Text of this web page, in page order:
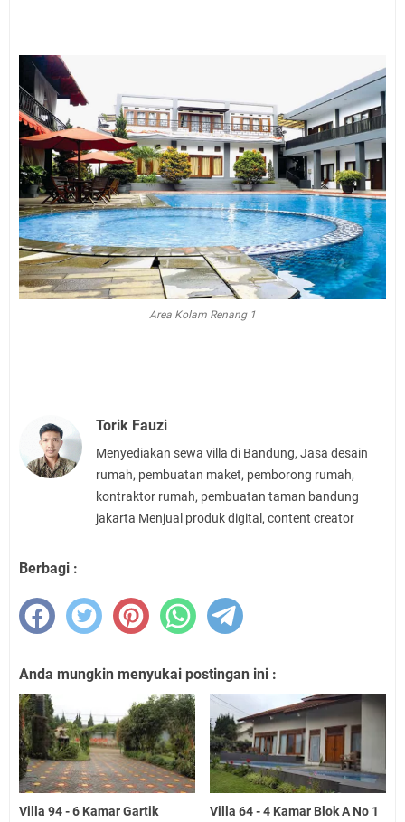
Area Kolam Renang 1
Torik Fauzi
Menyediakan sewa villa di Bandung, Jasa desain
rumah, pembuatan maket, pemborong rumah,
kontraktor rumah, pembuatan taman bandung
jakarta Menjual produk digital, content creator
Berbagi :
Anda mungkin menyukai postingan ini :
Villa 94 - 6 Kamar Gartik
Villa 64 - 4 Kamar Blok A No 1